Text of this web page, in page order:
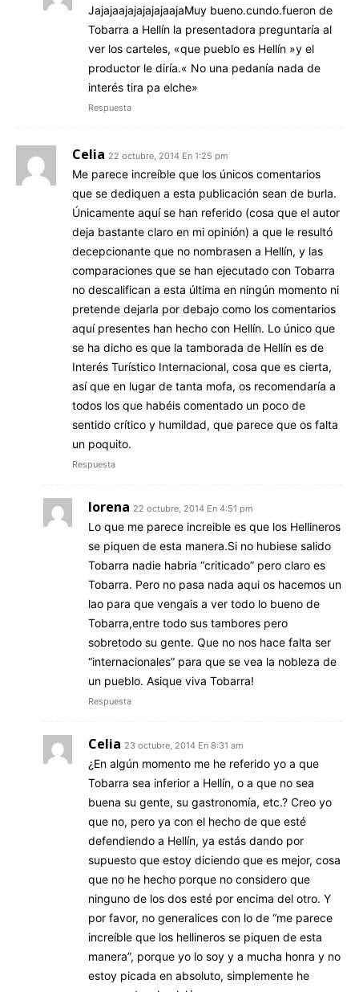
JajajaajajajajajaajaMuy bueno.cundo.fueron de
Tobarra a Hellín la presentadora preguntaría al
ver los carteles, «que pueblo es Hellín »y el
productor le diría.« No una pedanía nada de
interés tira pa elche»
Respuesta
Celia 22 octubre, 2014 En 1:25 pm
Me parece increíble que los únicos comentarios
que se dediquen a esta publicación sean de burla.
Únicamente aquí se han referido (cosa que el autor
deja bastante claro en mi opinión) a que le resultó
decepcionante que no nombrasen a Hellín, y las
comparaciones que se han ejecutado con Tobarra
no descalifican a esta última en ningún momento ni
pretende dejarla por debajo como los comentarios
aquí presentes han hecho con Hellín. Lo único que
se ha dicho es que la tamborada de Hellín es de
Interés Turístico Internacional, cosa que es cierta,
así que en lugar de tanta mofa, os recomendaría a
todos los que habéis comentado un poco de
sentido crítico y humildad, que parece que os falta
un poquito.
Respuesta
lorena 22 octubre, 2014 En 4:51 pm
Lo que me parece increible es que los Hellineros
se piquen de esta manera.Si no hubiese salido
Tobarra nadie habria “criticado” pero claro es
Tobarra. Pero no pasa nada aqui os hacemos un
lao para que vengais a ver todo lo bueno de
Tobarra,entre todo sus tambores pero
sobretodo su gente. Que no nos hace falta ser
“internacionales” para que se vea la nobleza de
un pueblo. Asique viva Tobarra!
Respuesta
Celia 23 octubre, 2014 En 8:31 am
¿En algún momento me he referido yo a que
Tobarra sea inferior a Hellín, o a que no sea
buena su gente, su gastronomía, etc.? Creo yo
que no, pero ya con el hecho de que esté
defendiendo a Hellín, ya estás dando por
supuesto que estoy diciendo que es mejor, cosa
que no he hecho porque no considero que
ninguno de los dos esté por encima del otro. Y
por favor, no generalices con lo de “me parece
increíble que los hellineros se piquen de esta
manera”, porque yo lo soy y a mucha honra y no
estoy picada en absoluto, simplemente he